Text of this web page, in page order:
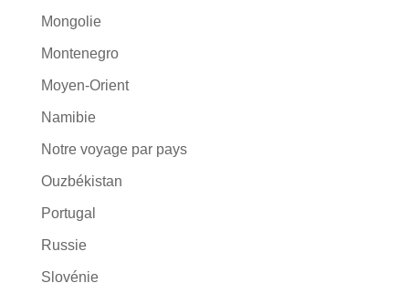
Mongolie
Montenegro
Moyen-Orient
Namibie
Notre voyage par pays
Ouzbékistan
Portugal
Russie
Slovénie